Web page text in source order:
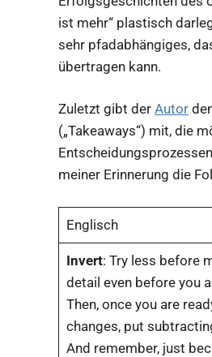
ist mehr“ plastisch
sehr pfadabhängiges,
übertragen kann.
Zuletzt gibt der Autor
(„Takeaways“) mit, die
meiner Erinnerung die
Englisch
Invert: Try less before
detail even before you
Then, once you are
changes, put
And remember, just